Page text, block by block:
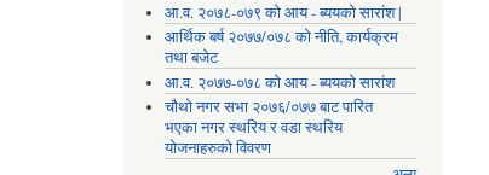
आ.व. २०७८-०७९ को आय - ब्ययको सारांश |
आर्थिक बर्ष २०७७/०७८ को नीति, कार्यक्रम
तथा बजेट
आ.व. २०७७-०७८ को आय - ब्ययको सारांश
चौथो नगर सभा २०७६/०७७ बाट पारित
भएका नगर स्थरिय र वडा स्थरिय
योजनाहरुको विवरण